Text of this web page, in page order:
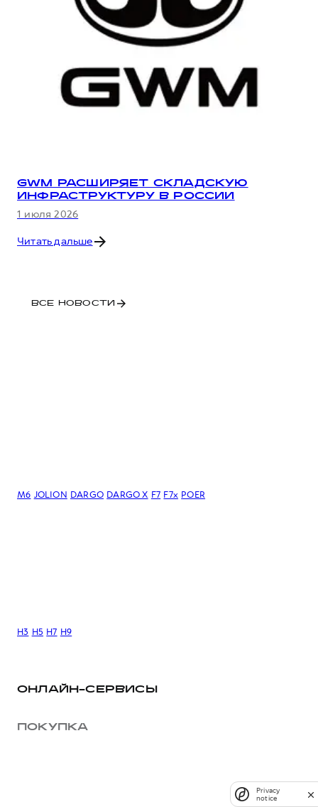
GWM РАСШИРЯЕТ СКЛАДСКУЮ
ИНФРАСТРУКТУРУ В РОССИИ
1 июля 2026
Читать дальше
ВСЕ НОВОСТИ
M6 JOLION DARGO DARGO Х F7 F7x POER
H3 H5 H7 H9
ОНЛАЙН-СЕРВИСЫ
ПОКУПКА
Privacy
notice